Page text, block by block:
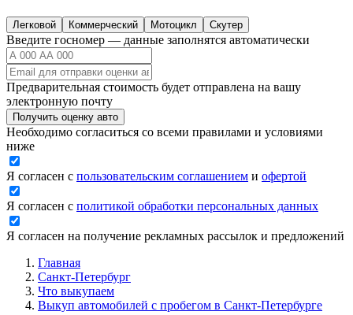
Легковой Коммерческий Мотоцикл Скутер
Введите госномер — данные заполнятся автоматически
Предварительная стоимость будет отправлена на вашу
электронную почту
Получить оценку авто
Необходимо согласиться со всеми правилами и условиями
ниже
Я согласен с пользовательским соглашением и офертой
Я согласен с политикой обработки персональных данных
Я согласен на получение рекламных рассылок и предложений
Главная
Санкт-Петербург
Что выкупаем
Выкуп автомобилей с пробегом в Санкт-Петербурге